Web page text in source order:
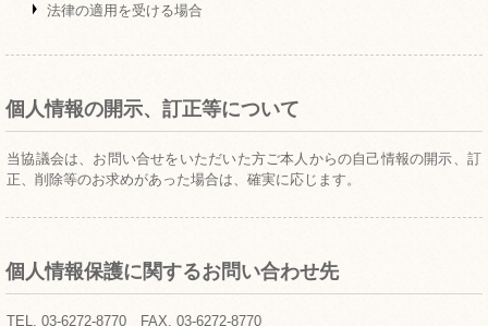
法律の適用を受ける場合
個人情報の開示、訂正等について
当協議会は、お問い合せをいただいた方ご本人からの自己情報の開示、訂
正、削除等のお求めがあった場合は、確実に応じます。
個人情報保護に関するお問い合わせ先
TEL. 03-6272-8770 FAX. 03-6272-8770